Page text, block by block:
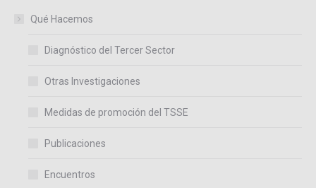
Qué Hacemos
Diagnóstico del Tercer Sector
Otras Investigaciones
Medidas de promoción del TSSE
Publicaciones
Encuentros